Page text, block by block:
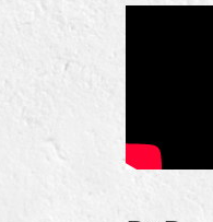
一